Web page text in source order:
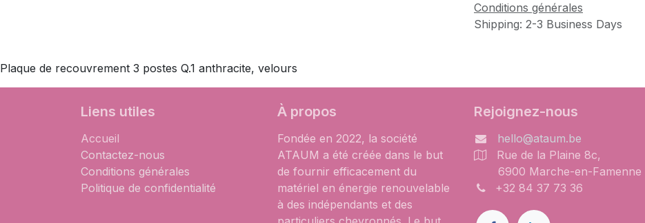
Conditions générales
Shipping: 2-3 Business Days
Plaque de recouvrement 3 postes Q.1 anthracite, velours
Liens utiles
Accueil
Contactez-nous
Conditions générales
Politique de confidentialité
À propos
Fondée en 2022, la société
ATAUM a été créée dans le but
de fournir efficacement du
matériel en énergie renouvelable
à des indépendants et des
Rejoignez-nous
hello@ataum.be
Rue de la Plaine 8c,
6900 Marche-en-Famenne
+32 84 37 73 36